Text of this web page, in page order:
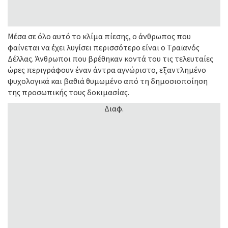
Μέσα σε όλο αυτό το κλίμα πίεσης, ο άνθρωπος που
φαίνεται να έχει λυγίσει περισσότερο είναι ο Τραϊανός
Δέλλας. Άνθρωποι που βρέθηκαν κοντά του τις τελευταίες
ώρες περιγράφουν έναν άντρα αγνώριστο, εξαντλημένο
ψυχολογικά και βαθιά θυμωμένο από τη δημοσιοποίηση
της προσωπικής τους δοκιμασίας.
Διαφ.